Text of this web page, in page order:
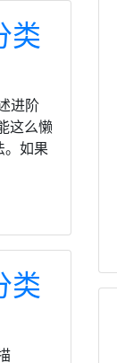
类
进阶
这么懒
。如果
类